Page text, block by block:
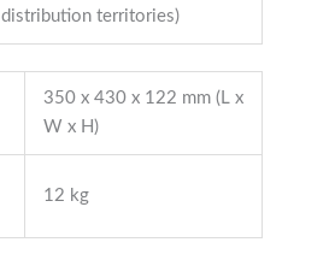
distribution territories)
350 x 430 x 122 mm (L x
W x H)
12 kg